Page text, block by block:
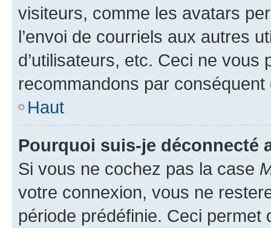
visiteurs, comme les avatars
l’envoi de courriels aux autres
d’utilisateurs, etc. Ceci ne vous
recommandons par conséquent
Haut
Pourquoi suis-je déconnecté
Si vous ne cochez pas la case
votre connexion, vous ne
période prédéfinie. Ceci permet